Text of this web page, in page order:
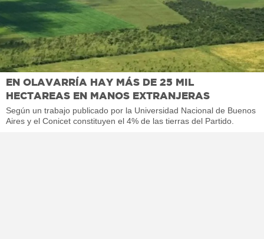
EN OLAVARRÍA HAY MÁS DE 25 MIL
HECTAREAS EN MANOS EXTRANJERAS
Según un trabajo publicado por la Universidad Nacional de Buenos
Aires y el Conicet constituyen el 4% de las tierras del Partido.